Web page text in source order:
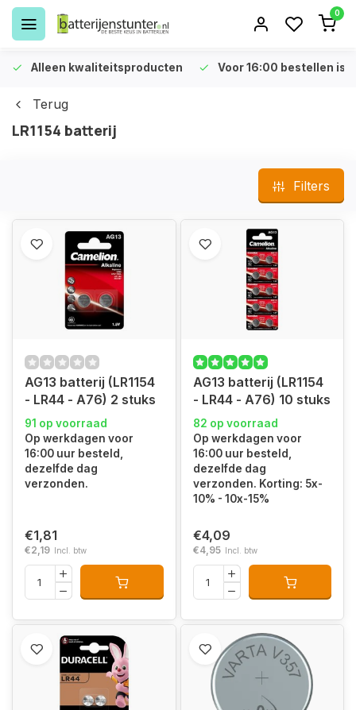
0
Alleen kwaliteitsproducten Voor 16:00 bestellen is
Terug
LR1154 batterij
Filters
AG13 batterij (LR1154
- LR44 - A76) 2 stuks
91 op voorraad
Op werkdagen voor
16:00 uur besteld,
dezelfde dag
verzonden.
€1,81
€2,19 Incl. btw
AG13 batterij (LR1154
- LR44 - A76) 10 stuks
82 op voorraad
Op werkdagen voor
16:00 uur besteld,
dezelfde dag
verzonden. Korting: 5x-
10% - 10x-15%
€4,09
€4,95 Incl. btw